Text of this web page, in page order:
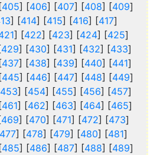
405] [406] [407] [408] [409]
] [414] [415] [416] [417]
] [422] [423] [424] [425]
429] [430] [431] [432] [433]
437] [438] [439] [440] [441]
445] [446] [447] [448] [449]
453] [454] [455] [456] [457]
461] [462] [463] [464] [465]
469] [470] [471] [472] [473]
477] [478] [479] [480] [481]
485] [486] [487] [488] [489]